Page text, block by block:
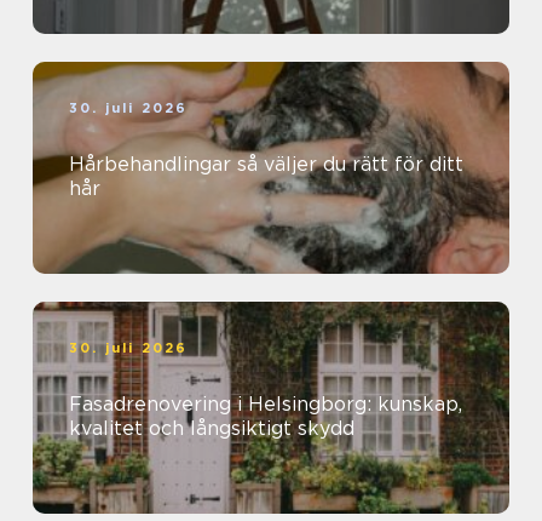
30. juli 2026
Hårbehandlingar så väljer du rätt för ditt
hår
30. juli 2026
Fasadrenovering i Helsingborg: kunskap,
kvalitet och långsiktigt skydd